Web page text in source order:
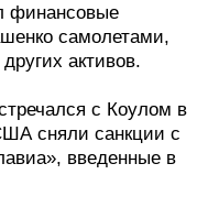
финансовые
самолетами,
активов.
с Коулом в
сняли санкции с
введенные в